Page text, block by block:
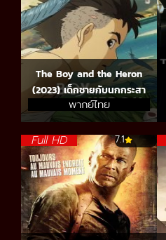
The Boy and the Heron
(2023) เด็กชายกับนกกระสา
พากย์ไทย
Full HD 7.1